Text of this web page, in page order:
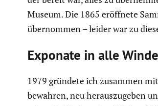
Museum. Die 1865 eröffnete
übernommen – leider war zu
Exponate in alle
1979 gründete ich zusammen
bewahren, neu heraus­zu­geben